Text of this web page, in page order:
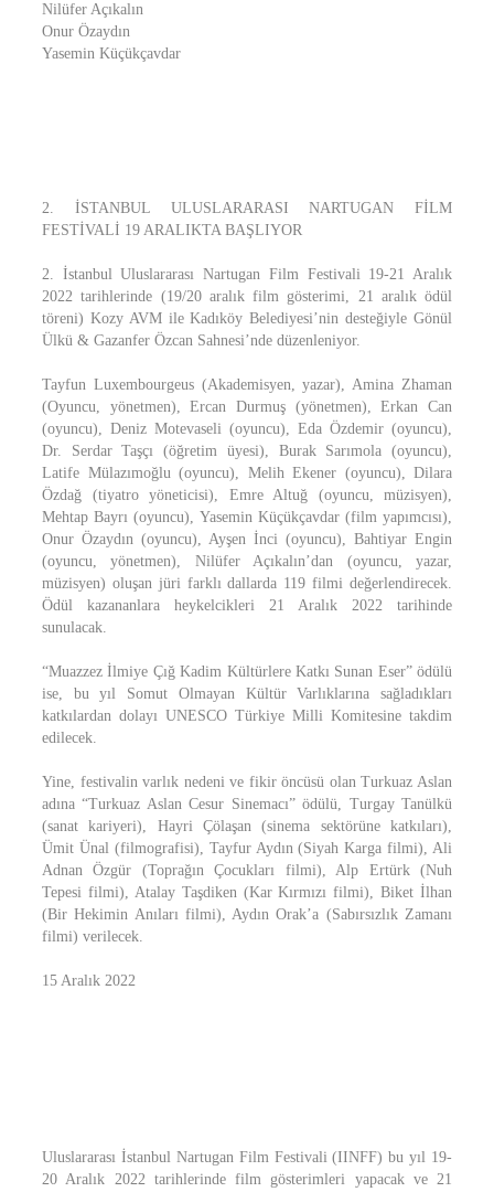
Nilüfer Açıkalın
Onur Özaydın
Yasemin Küçükçavdar
2. İSTANBUL ULUSLARARASI NARTUGAN FİLM
FESTİVALİ 19 ARALIKTA BAŞLIYOR
2. İstanbul Uluslararası Nartugan Film Festivali 19-21 Aralık
2022 tarihlerinde (19/20 aralık film gösterimi, 21 aralık ödül
töreni) Kozy AVM ile Kadıköy Belediyesi’nin desteğiyle Gönül
Ülkü & Gazanfer Özcan Sahnesi’nde düzenleniyor.
Tayfun Luxembourgeus (Akademisyen, yazar), Amina Zhaman
(Oyuncu, yönetmen), Ercan Durmuş (yönetmen), Erkan Can
(oyuncu), Deniz Motevaseli (oyuncu), Eda Özdemir (oyuncu),
Dr. Serdar Taşçı (öğretim üyesi), Burak Sarımola (oyuncu),
Latife Mülazımoğlu (oyuncu), Melih Ekener (oyuncu), Dilara
Özdağ (tiyatro yöneticisi), Emre Altuğ (oyuncu, müzisyen),
Mehtap Bayrı (oyuncu), Yasemin Küçükçavdar (film yapımcısı),
Onur Özaydın (oyuncu), Ayşen İnci (oyuncu), Bahtiyar Engin
(oyuncu, yönetmen), Nilüfer Açıkalın’dan (oyuncu, yazar,
müzisyen) oluşan jüri farklı dallarda 119 filmi değerlendirecek.
Ödül kazananlara heykelcikleri 21 Aralık 2022 tarihinde
sunulacak.
“Muazzez İlmiye Çığ Kadim Kültürlere Katkı Sunan Eser” ödülü
ise, bu yıl Somut Olmayan Kültür Varlıklarına sağladıkları
katkılardan dolayı UNESCO Türkiye Milli Komitesine takdim
edilecek.
Yine, festivalin varlık nedeni ve fikir öncüsü olan Turkuaz Aslan
adına “Turkuaz Aslan Cesur Sinemacı” ödülü, Turgay Tanülkü
(sanat kariyeri), Hayri Çölaşan (sinema sektörüne katkıları),
Ümit Ünal (filmografisi), Tayfur Aydın (Siyah Karga filmi), Ali
Adnan Özgür (Toprağın Çocukları filmi), Alp Ertürk (Nuh
Tepesi filmi), Atalay Taşdiken (Kar Kırmızı filmi), Biket İlhan
(Bir Hekimin Anıları filmi), Aydın Orak’a (Sabırsızlık Zamanı
filmi) verilecek.
15 Aralık 2022
Uluslararası İstanbul Nartugan Film Festivali (IINFF) bu yıl 19-
20 Aralık 2022 tarihlerinde film gösterimleri yapacak ve 21